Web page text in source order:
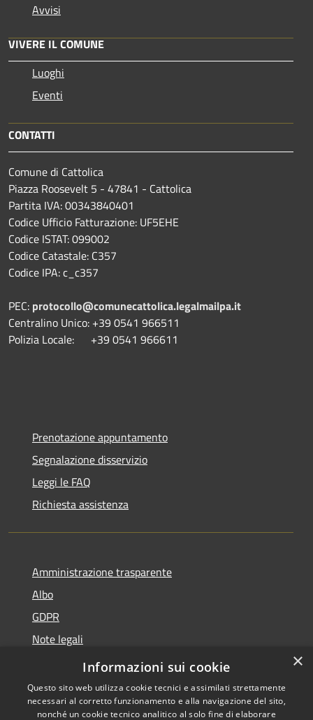
Avvisi
VIVERE IL COMUNE
Luoghi
Eventi
CONTATTI
Comune di Cattolica
Piazza Roosevelt 5 - 47841 - Cattolica
Partita IVA: 00343840401
Codice Ufficio Fatturazione: UF5EHE
Codice ISTAT: 099002
Codice Catastale: C357
Codice IPA: c_c357
PEC: protocollo@comunecattolica.legalmailpa.it
Centralino Unico: +39 0541 966511
Polizia Locale: +39 0541 966611
Prenotazione appuntamento
Segnalazione disservizio
Leggi le FAQ
Richiesta assistenza
Amministrazione trasparente
Albo
GDPR
Note legali
Dichiarazione di accessibilità
×
Informazioni sui cookie
Questo sito web utilizza cookie tecnici e assimilati strettamente
necessari al corretto funzionamento e alla navigazione del sito,
nonché un cookie tecnico analitico al solo fine di elaborare